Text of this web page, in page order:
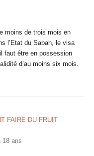
moins de trois mois en
l’Etat du Sabah, le visa
faut être en possession
d’au moins six mois.
FAIRE DU FRUIT
18 ans